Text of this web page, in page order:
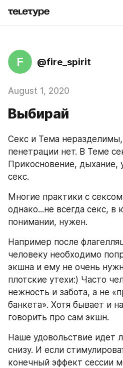
F @fire_spirit
August 1, 2020
Выбирай
Секс и Тема
пенетрации нет. В Теме
Прикосновение, дыхание,
секс.
Многие практики с
однако...не всегда секс, в
понимании, нужен.
Например после
человеку необходимо
экшна и ему не очень
плотские утехи:) Часто
нежность и забота, а не
банкета». Хотя бывает и
говорить про сам экшн.
Наше удовольствие идет
снизу.​ И если
конечный эффект сессии